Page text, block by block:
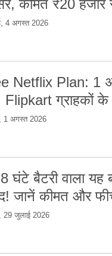
कीमत ₹20
4 अगस्त 2026
Netflix Plan: 1
Flipkart ग्राहकों
1 अगस्त 2026
घंटे बैटरी वाला यह
जानें कीमत और
29 जुलाई 2026